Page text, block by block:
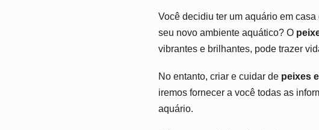
Você decidiu ter um aquário em
seu novo ambiente aquático? O
vibrantes e brilhantes, pode trazer
No entanto, criar e cuidar de peixes
iremos fornecer a você todas as
aquário.